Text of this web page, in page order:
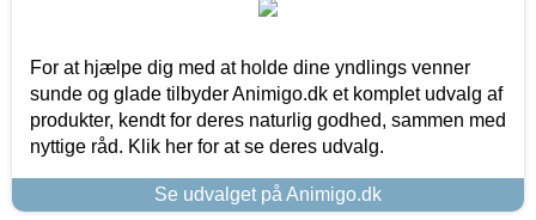
For at hjælpe dig med at holde dine yndlings venner
sunde og glade tilbyder Animigo.dk et komplet udvalg af
produkter, kendt for deres naturlig godhed, sammen med
nyttige råd. Klik her for at se deres udvalg.
Se udvalget på Animigo.dk